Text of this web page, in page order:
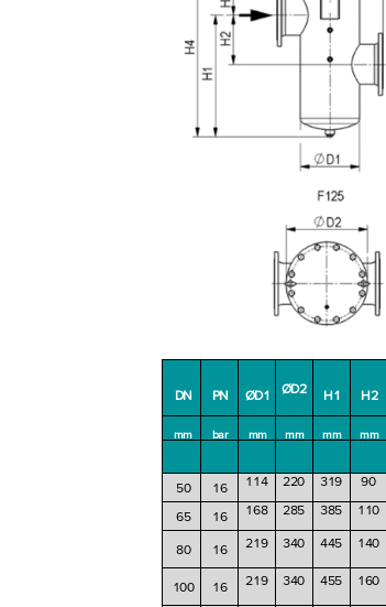
DN PN ØD1 ØD2 H1 H2
mm bar mm mm mm mm
50 16 114 220 319 90
65 16 168 285 385 110
80 16 219 340 445 140
100 16 219 340 455 160